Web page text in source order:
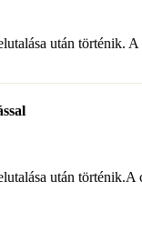
után történik.
után